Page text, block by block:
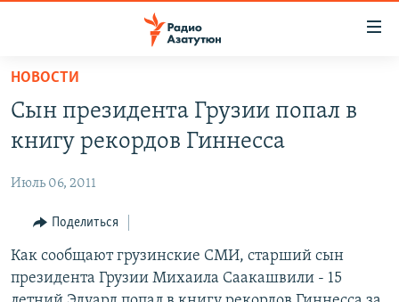
Перейти
основному
содержанию
навигации
Перейти
поиску
НОВОСТИ
ПОЛИТИКА
ОБЩЕСТВО
ЭКОНОМИКА
РЕГИОН
НАГОРНЫЙ КАРАБАХ
НОВОСТИ
Сын президента Грузии попал в
книгу рекордов Гиннесса
Июль 06, 2011
Поделиться
Как сообщают грузинские СМИ, старший сын
президента Грузии Михаила Саакашвили - 15